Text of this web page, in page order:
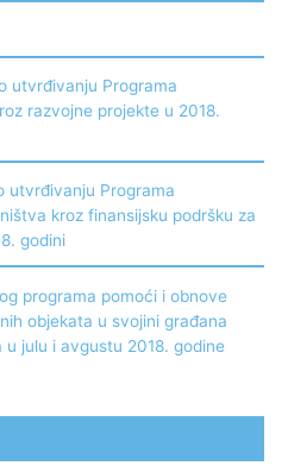
utvrđivanju Programa
razvojne projekte u 2018.
utvrđivanju Programa
kroz finansijsku podršku za
godini
programa pomoći i obnove
objekata u svojini građana
julu i avgustu 2018. godine